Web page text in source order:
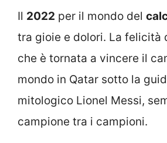
Il 2022 per il mondo del
tra gioie e dolori. La felicità
che è tornata a vincere il
mondo in Qatar sotto la
mitologico Lionel Messi,
campione tra i campioni.